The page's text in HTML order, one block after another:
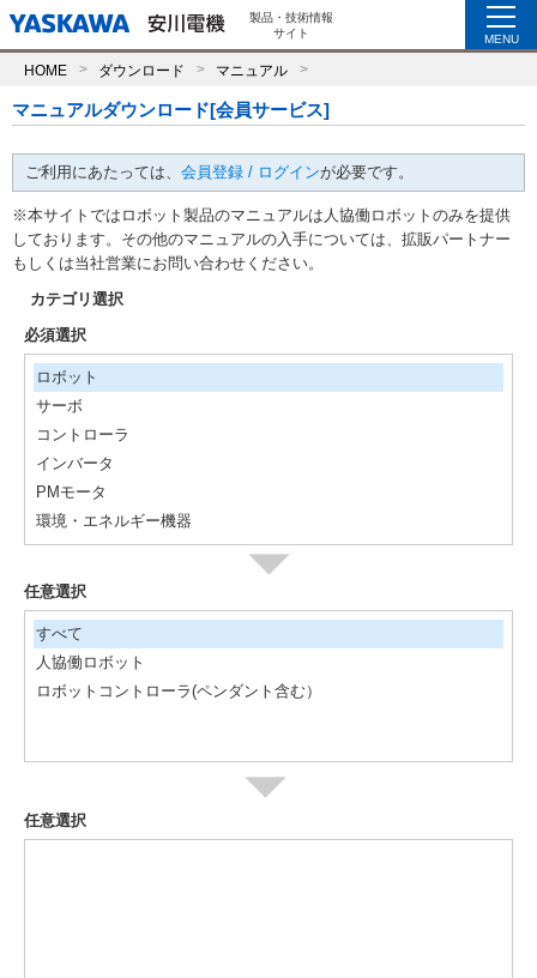
製品・技術情報
サイト
MENU
HOME ダウンロード マニュアル
マニュアルダウンロード[会員サービス]
ご利用にあたっては、 会員登録 / ログインが必要です。
※本サイトではロボット製品のマニュアルは人協働ロボットのみを提供
しております。その他のマニュアルの入手については、拡販パートナー
もしくは当社営業にお問い合わせください。
カテゴリ選択
必須選択
ロボット
サーボ
コントローラ
インバータ
PMモータ
環境・エネルギー機器
任意選択
すべて
人協働ロボット
ロボットコントローラ(ペンダント含む）
任意選択